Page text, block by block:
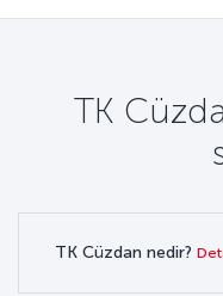
TK
TK Cüzdan nedir?